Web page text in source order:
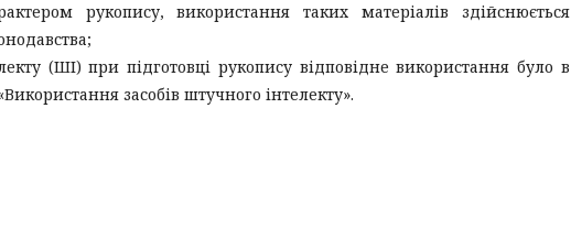
рукопису, використання таких матеріалів здійснюється
(ШІ) при підготовці рукопису відповідне використання було в
засобів штучного інтелекту».